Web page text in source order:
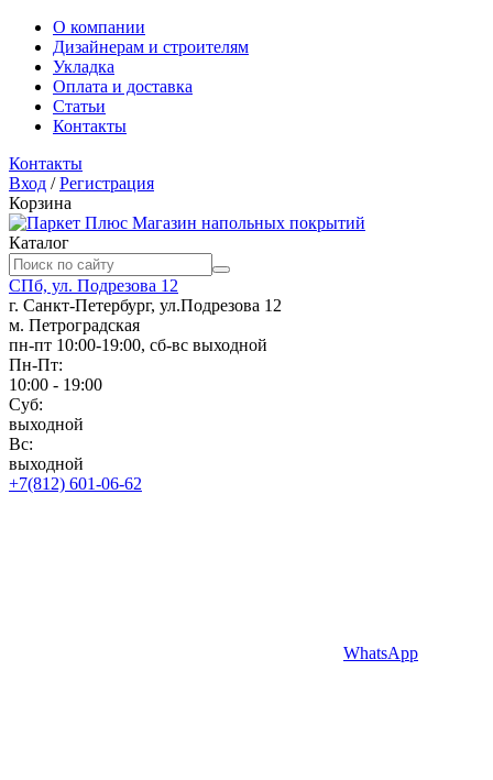
О компании
Дизайнерам и строителям
Укладка
Оплата и доставка
Статьи
Контакты
Контакты
Вход /Регистрация
Корзина
Магазин напольных покрытий
Каталог
СПб, ул. Подрезова 12
г. Санкт-Петербург, ул.Подрезова 12
м. Петроградская
пн-пт 10:00-19:00, сб-вс выходной
Пн-Пт:
10:00 - 19:00
Суб:
выходной
Вс:
выходной
+7(812) 601-06-62
WhatsApp